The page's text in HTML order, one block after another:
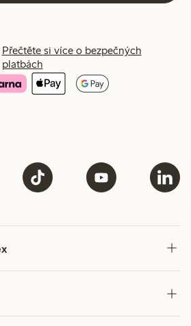
Přečtěte si více o bezpečných
platbách